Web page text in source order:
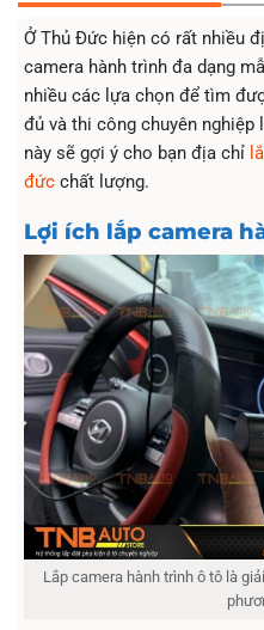
Ở Thủ Đức hiện có rất nhiều
camera hành trình đa dạng
nhiều các lựa chọn để tìm
đủ và thi công chuyên nghiệp
này sẽ gợi ý cho bạn địa chỉ
đức chất lượng.
Lợi ích lắp camera
Lắp camera hành trình ô tô là